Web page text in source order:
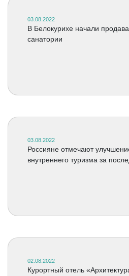
03.08.2022
В Белокурихе начали
санатории
03.08.2022
Россияне отмечают
внутреннего туризма за
02.08.2022
Курортный отель